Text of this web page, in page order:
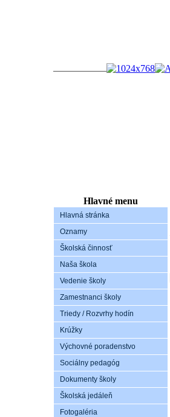
Hlavné menu
Hlavná stránka
Oznamy
Školská činnosť
Naša škola
Vedenie školy
Zamestnanci školy
Triedy / Rozvrhy hodín
Krúžky
Výchovné poradenstvo
Sociálny pedagóg
Dokumenty školy
Školská jedáleň
Fotogaléria